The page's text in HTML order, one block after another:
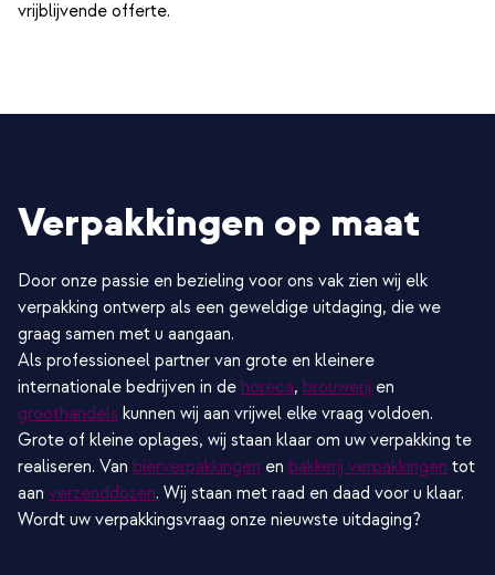
vrijblijvende offerte.
Verpakkingen op maat
Door onze passie en bezieling voor ons vak zien wij elk
verpakking ontwerp als een geweldige uitdaging, die we
graag samen met u aangaan.
Als professioneel partner van grote en kleinere
internationale bedrijven in de horeca, brouwerij en
groothandels kunnen wij aan vrijwel elke vraag voldoen.
Grote of kleine oplages, wij staan klaar om uw verpakking te
realiseren. Van bierverpakkingen en bakkerij verpakkingen tot
aan verzenddozen. Wij staan met raad en daad voor u klaar.
Wordt uw verpakkingsvraag onze nieuwste uitdaging?